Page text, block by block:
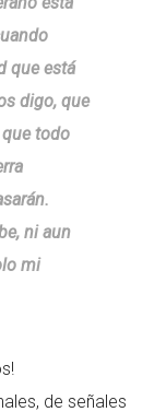
que está
digo, que
todo
ni aun
mi
de señales